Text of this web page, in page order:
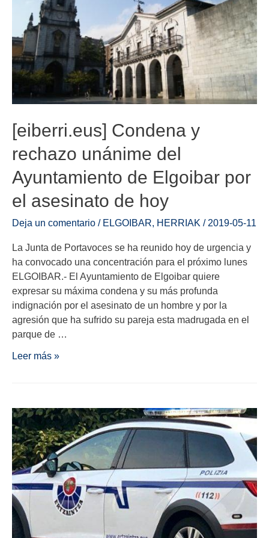
[eiberri.eus] Condena y
rechazo unánime del
Ayuntamiento de Elgoibar por
el asesinato de hoy
Deja un comentario / ELGOIBAR, HERRIAK / 2019-05-11
La Junta de Portavoces se ha reunido hoy de urgencia y
ha convocado una concentración para el próximo lunes
ELGOIBAR.- El Ayuntamiento de Elgoibar quiere
expresar su máxima condena y su más profunda
indignación por el asesinato de un hombre y por la
agresión que ha sufrido su pareja esta madrugada en el
parque de …
Leer más »